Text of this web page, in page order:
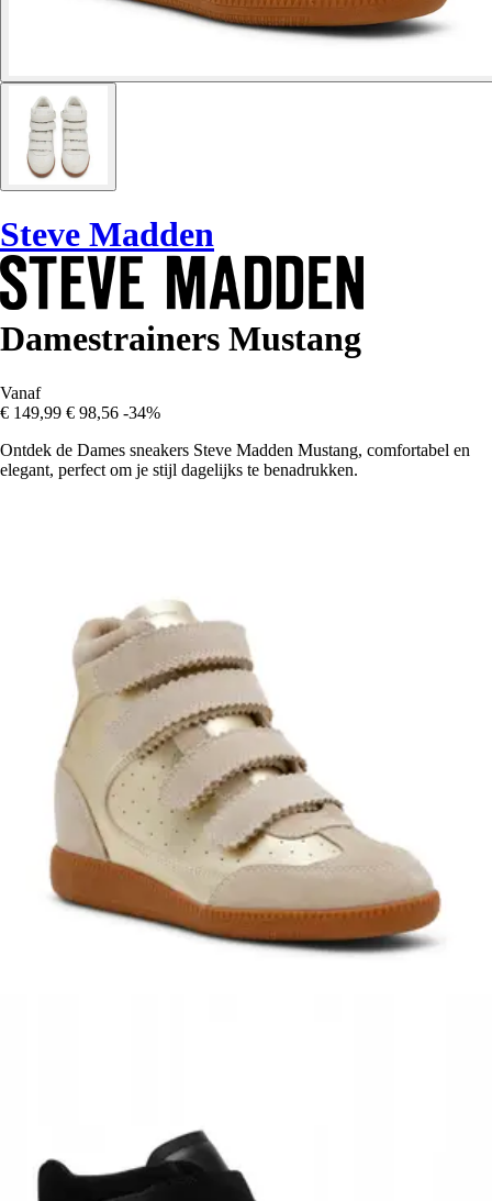
Steve Madden
Damestrainers Mustang
Vanaf
€ 149,99 € 98,56 -34%
Ontdek de Dames sneakers Steve Madden Mustang, comfortabel en
elegant, perfect om je stijl dagelijks te benadrukken.